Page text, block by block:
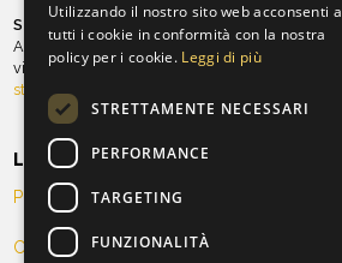
Stagione teatrale
Antico Teatro Pagliano
via Ghibellina, 101 | Tel. 055 21.34.96
stagioneteatrale@teatroverdionline.it
Legal
Privacy Policy
Cookie Policy
Utilizzando il nostro sito web acconsenti a
tutti i cookie in conformità con la nostra
policy per i cookie. Leggi di più
STRETTAMENTE NECESSARI
PERFORMANCE
TARGETING
FUNZIONALITÀ